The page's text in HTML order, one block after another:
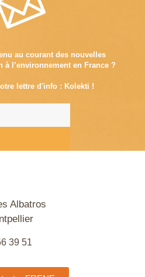
au courant des nouvelles
à l’environnement en France ?
lettre d'info : Kolekti !
Albatros
39 51